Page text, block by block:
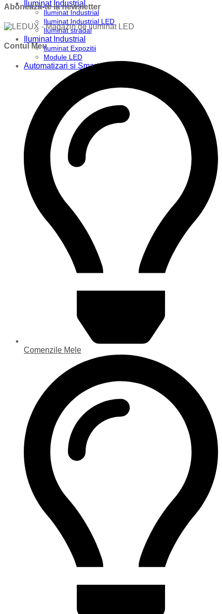
Iluminat Industrial
Iluminat Industrial
Iluminat Industrial LED
Iluminat stradal
Iluminat Industrial
Iluminat Expozitii
Module LED
Automatizari si Smart
Aboneaza-te la newsletter
Contul Meu
Comenzile Mele